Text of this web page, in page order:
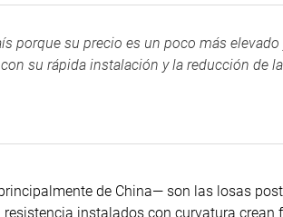
porque su precio es un poco más elevado
su rápida instalación y la reducción de
de China— son las losas
instalados con curvatura crean